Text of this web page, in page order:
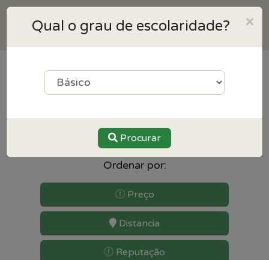
resultados para Português
Ordenar por:
Preço
Distancia
Reputação
×
Qual o grau de escolaridade?
Procurar